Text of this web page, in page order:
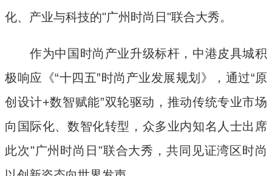
化、产业与科技的"广州时尚日"联合大秀。
作为中国时尚产业升级标杆，中港皮具城积
极响应《“十四五”时尚产业发展规划》，通过“原
创设计+数智赋能”双轮驱动，推动传统专业市场
向国际化、数智化转型，众多业内知名人士出席
此次"广州时尚日"联合大秀，共同见证湾区时尚